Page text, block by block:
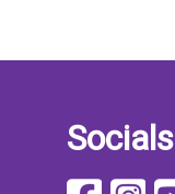
Socials